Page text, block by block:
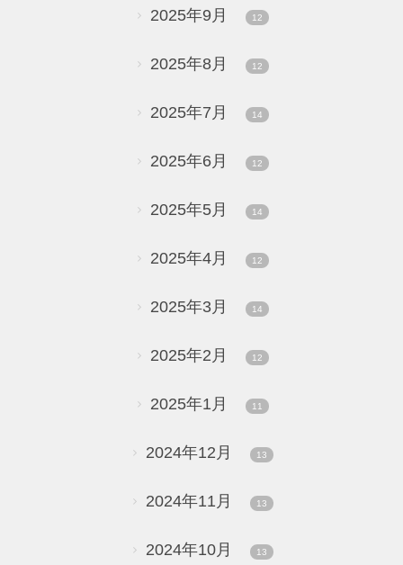
2025年9月 12
2025年8月 12
2025年7月 14
2025年6月 12
2025年5月 14
2025年4月 12
2025年3月 14
2025年2月 12
2025年1月 11
2024年12月 13
2024年11月 13
2024年10月 13